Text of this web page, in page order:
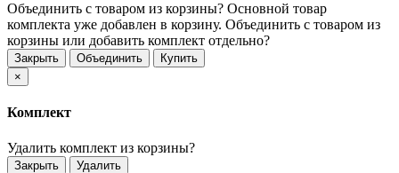
Объединить с товаром из корзины? Основной товар
комплекта уже добавлен в корзину. Объединить с товаром из
корзины или добавить комплект отдельно?
Закрыть Объединить
Купить
×
Комплект
Удалить комплект из корзины?
Закрыть Удалить